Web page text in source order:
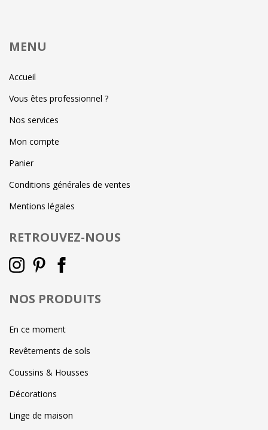
MENU
Accueil
Vous êtes professionnel ?
Nos services
Mon compte
Panier
Conditions générales de ventes
Mentions légales
RETROUVEZ-NOUS
NOS PRODUITS
En ce moment
Revêtements de sols
Coussins & Housses
Décorations
Linge de maison